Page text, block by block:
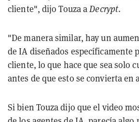
cliente", dijo Touza aDecrypt.
"De manera similar, hay un
de IA diseñados específicamente
cliente, lo que hace que sea solo
antes de que esto se convierta en
Si bien Touza dijo que el video